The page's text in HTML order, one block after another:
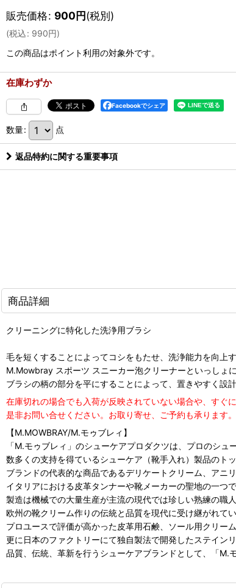
販売価格: 900円(税別)
(税込: 990円)
この商品はポイント利用の対象外です。
在庫わずか
Facebookでシェア
数量: 点
返品特約に関する重要事項
商品詳細
クリーニングに特化した洗浄用ブラシ
毛を短くすることによってコシをもたせ、洗浄能力を向上
M.Mowbray スポーツ スニーカー泡クリーナーといっしょ
ブラシの柄の部分を平にすることによって、置きやすく設計
在庫切れの場合でも入荷が反映されていない場合や、すぐ
是非お問い合せください。お取り寄せ、ご予約も承ります。
【M.MOWBRAY/M.モゥブレィ】
「M.モゥブレィ」のシューケアプロダクツは、プロのシュ
数多くの支持を得ているシューケア（靴手入れ）製品のトッ
ブランドの代表的な商品であるデリケートクリーム、アニ
イタリアにおける皮革タンナーや靴メーカーの聖地の一つ
製造は機械での大量生産が主流の現代では珍しい熟練の職
欧州の靴クリーム作りの伝統と品質を現代に受け継がれてい
プロユースで評価が高かった皮革用石鹸、ソール用クリー
更に日本のファクトリーにて独自製法で開発したステイン
品質、伝統、革新を行うシューケアブランドとして、「M.